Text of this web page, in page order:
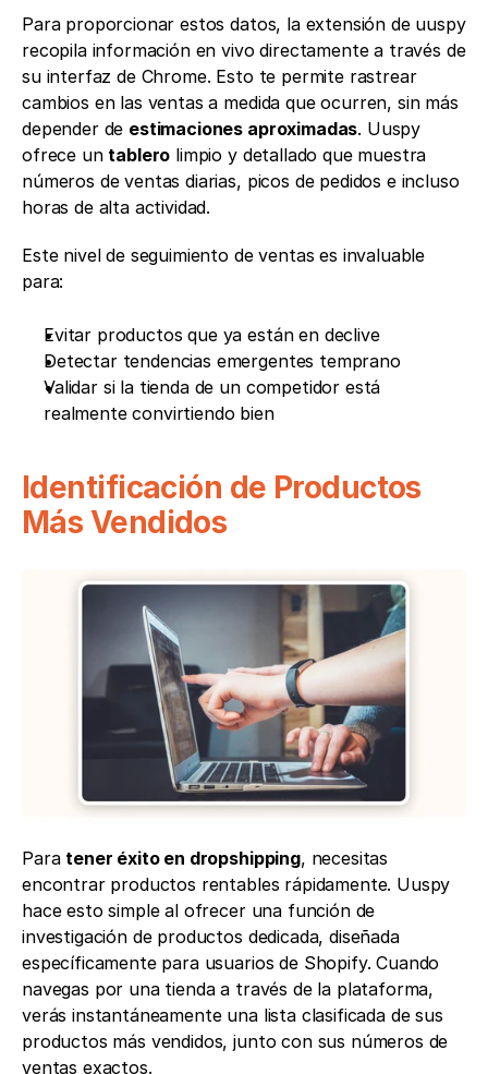
Para proporcionar estos datos, la extensión de uuspy
recopila información en vivo directamente a través de
su interfaz de Chrome. Esto te permite rastrear
cambios en las ventas a medida que ocurren, sin más
depender de estimaciones aproximadas. Uuspy
ofrece un tablero limpio y detallado que muestra
números de ventas diarias, picos de pedidos e incluso
horas de alta actividad.
Este nivel de seguimiento de ventas es invaluable
para:
Evitar productos que ya están en declive
Detectar tendencias emergentes temprano
Validar si la tienda de un competidor está
realmente convirtiendo bien
Identificación de Productos
Más Vendidos
Para tener éxito en dropshipping, necesitas
encontrar productos rentables rápidamente. Uuspy
hace esto simple al ofrecer una función de
investigación de productos dedicada, diseñada
específicamente para usuarios de Shopify. Cuando
navegas por una tienda a través de la plataforma,
verás instantáneamente una lista clasificada de sus
productos más vendidos, junto con sus números de
ventas exactos.